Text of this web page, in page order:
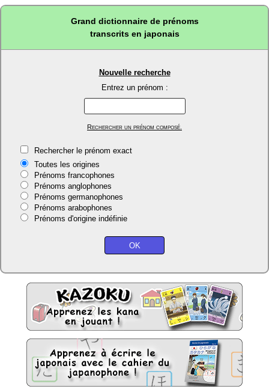
Grand dictionnaire de prénoms
transcrits en japonais
Nouvelle recherche
Entrez un prénom :
Rechercher un prénom composé.
Rechercher le prénom exact
Toutes les origines
Prénoms francophones
Prénoms anglophones
Prénoms germanophones
Prénoms arabophones
Prénoms d'origine indéfinie